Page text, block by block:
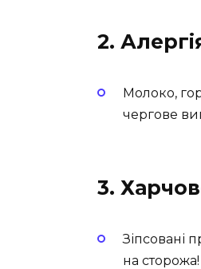
2.
Молоко,
чергове
3.
Зіпсовані
на сторожа!